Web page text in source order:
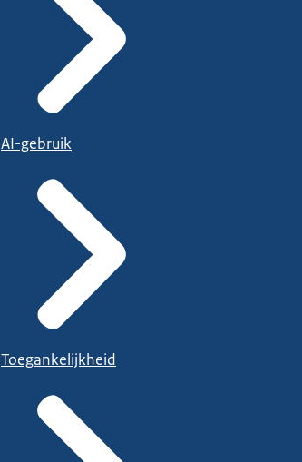
AI-gebruik
Toegankelijkheid